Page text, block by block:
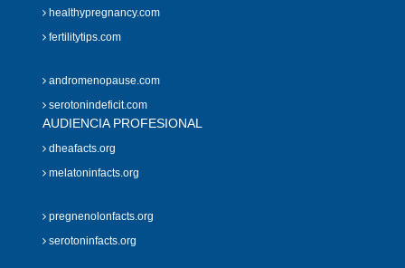
healthypregnancy.com
fertilitytips.com
andromenopause.com
serotonindeficit.com
AUDIENCIA PROFESIONAL
dheafacts.org
melatoninfacts.org
pregnenolonfacts.org
serotoninfacts.org